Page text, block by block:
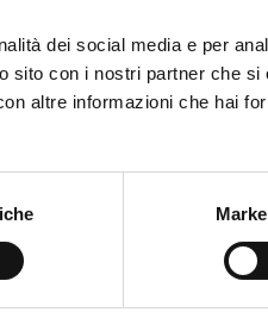
dei social media e per
sito con i nostri partner che si
altre informazioni che hai